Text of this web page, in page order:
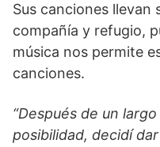
Sus canciones llevan
compañía y refugio,
música nos permite
canciones.
“Después de un
posibilidad, decidí